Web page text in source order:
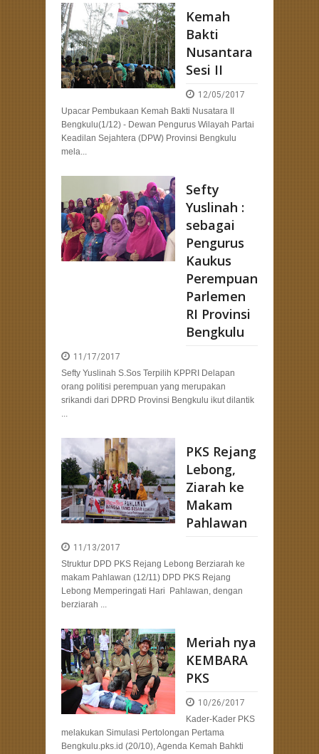
Strategi Pemenangan Pemilu dengan Kehadiran Bang Hans
Kemah
Bakti
Nusantara
Sesi II
12/05/2017
Upacar Pembukaan Kemah Bakti Nusatara II
Bengkulu(1/12) - Dewan Pengurus Wilayah Partai
Keadilan Sejahtera (DPW) Provinsi Bengkulu
mela...
Sefty
Yuslinah :
sebagai
Pengurus
Kaukus
Perempuan
Parlemen
RI Provinsi
Bengkulu
11/17/2017
Sefty Yuslinah S.Sos Terpilih KPPRI Delapan
orang politisi perempuan yang merupakan
srikandi dari DPRD Provinsi Bengkulu ikut dilantik
...
PKS Rejang
Lebong,
Ziarah ke
Makam
Pahlawan
11/13/2017
Struktur DPD PKS Rejang Lebong Berziarah ke
makam Pahlawan (12/11) DPD PKS Rejang
Lebong Memperingati Hari Pahlawan, dengan
berziarah ...
Meriah nya
KEMBARA
PKS
10/26/2017
Kader-Kader PKS
melakukan Simulasi Pertolongan Pertama
Bengkulu.pks.id (20/10), Agenda Kemah Bahkti